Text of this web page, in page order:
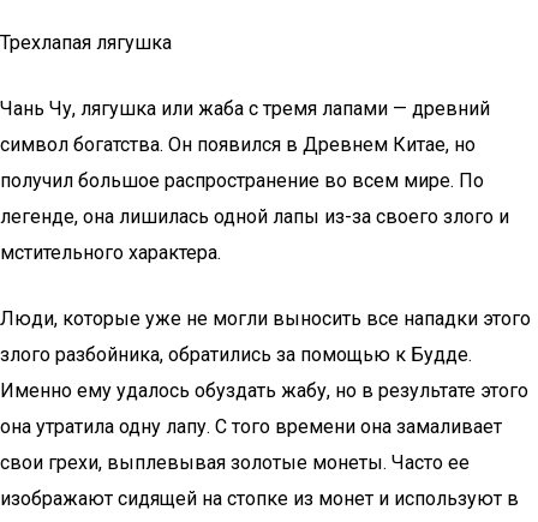
Трехлапая лягушка
Чань Чу, лягушка или жаба с тремя лапами — древний
символ богатства. Он появился в Древнем Китае, но
получил большое распространение во всем мире. По
легенде, она лишилась одной лапы из-за своего злого и
мстительного характера.
Люди, которые уже не могли выносить все нападки этого
злого разбойника, обратились за помощью к Будде.
Именно ему удалось обуздать жабу, но в результате этого
она утратила одну лапу. С того времени она замаливает
свои грехи, выплевывая золотые монеты. Часто ее
изображают сидящей на стопке из монет и используют в